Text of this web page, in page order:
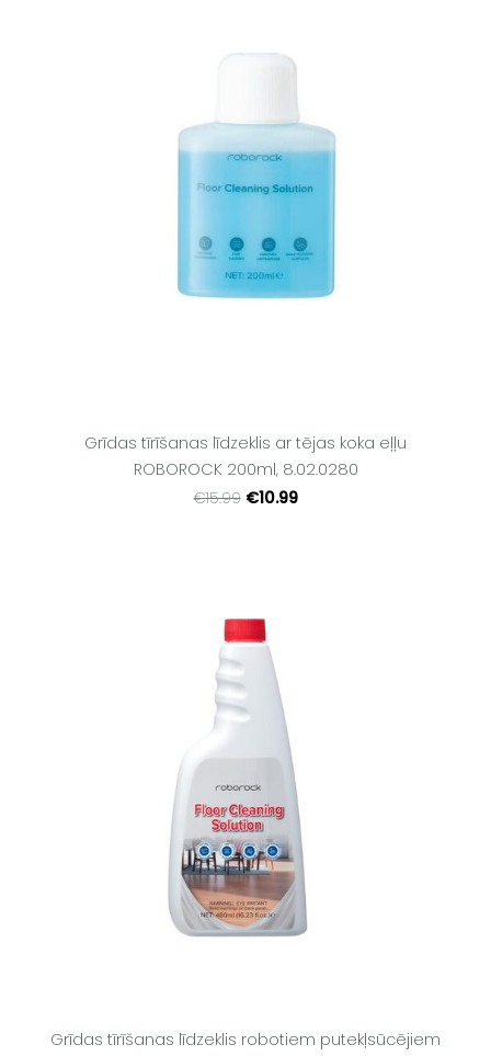
Grīdas tīrīšanas līdzeklis ar tējas koka eļļu
ROBOROCK 200ml, 8.02.0280
€15.99 €10.99
Grīdas tīrīšanas līdzeklis robotiem putekļsūcējiem